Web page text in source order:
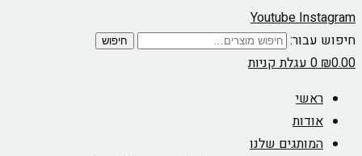
YoutubeInstagram
חיפוש עבור:
חיפוש
₪0.00
0עגלת קניות
ראשי
אודות
המותגים שלנו